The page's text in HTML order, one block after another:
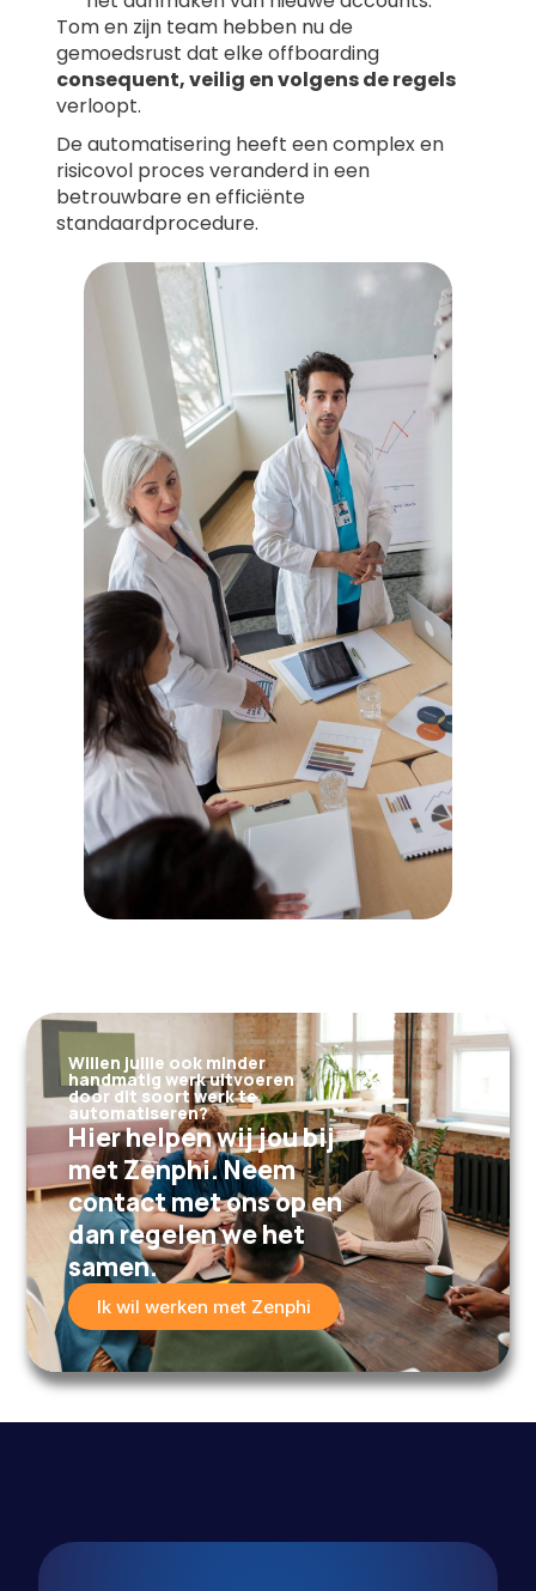
Tom en zijn team hebben nu de
gemoedsrust dat elke offboarding
consequent, veilig en volgens de regels
verloopt.
De automatisering heeft een complex en
risicovol proces veranderd in een
betrouwbare en efficiënte
standaardprocedure.
Willen jullie ook minder
handmatig werk uitvoeren
door dit soort werk te
automatiseren?
Hier helpen wij jou bij
met Zenphi. Neem
contact met ons op en
dan regelen we het
samen.
Ik wil werken met Zenphi